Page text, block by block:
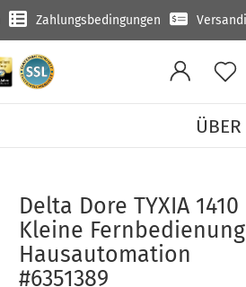
Zahlungsbedingungen
Delta Dore TYXIA 1410
Klei­ne Fern­be­die­nung
Haus­au­to­ma­ti­on
#6351389